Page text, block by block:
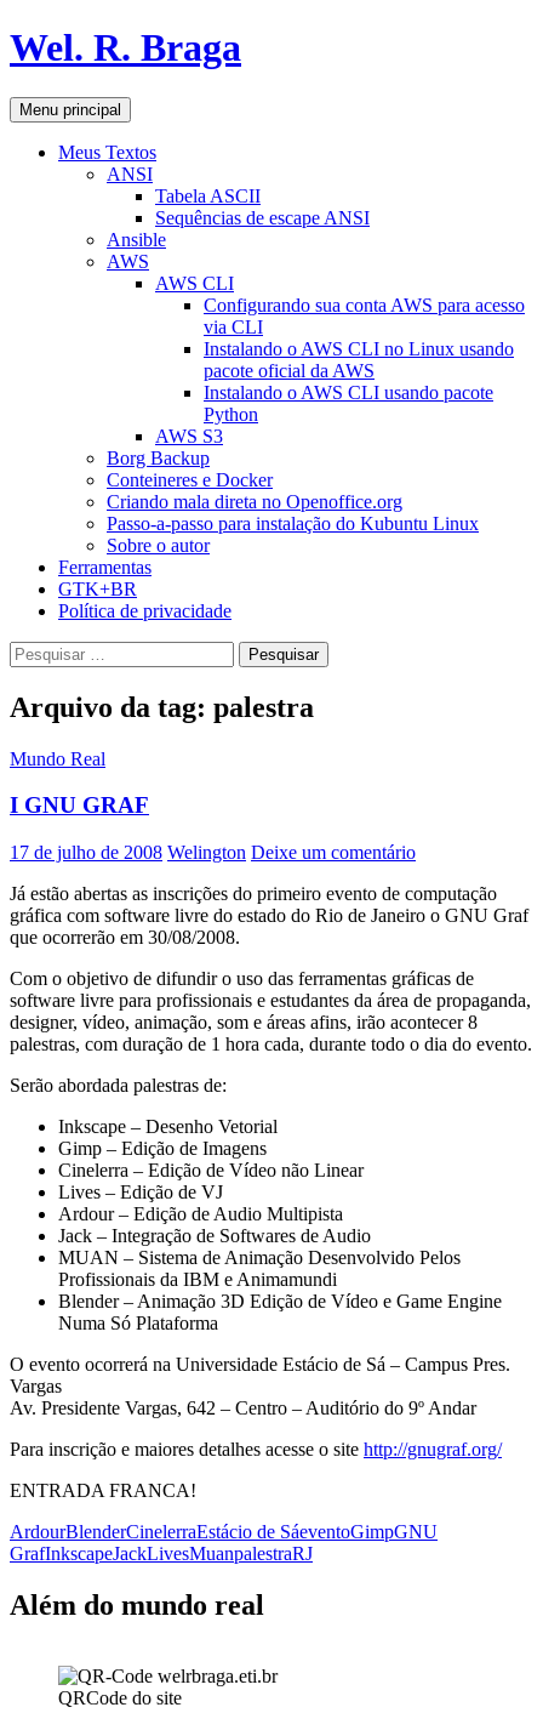
Pular
para
conteúdo
Wel. R. Braga
Pesquisar
Menu principal
Meus Textos
ANSI
Tabela ASCII
Sequências de escape ANSI
Ansible
AWS
AWS CLI
Configurando sua conta AWS para acesso
via CLI
Instalando o AWS CLI no Linux usando
pacote oficial da AWS
Instalando o AWS CLI usando pacote
Python
AWS S3
Borg Backup
Conteineres e Docker
Criando mala direta no Openoffice.org
Passo-a-passo para instalação do Kubuntu Linux
Sobre o autor
Ferramentas
GTK+BR
Política de privacidade
Pesquisar
por:
Arquivo da tag: palestra
Mundo Real
I GNU GRAF
17 de julho de 2008 Welington Deixe um comentário
Já estão abertas as inscrições do primeiro evento de computação
gráfica com software livre do estado do Rio de Janeiro o GNU Graf
que ocorrerão em 30/08/2008.
Com o objetivo de difundir o uso das ferramentas gráficas de
software livre para profissionais e estudantes da área de propaganda,
designer, vídeo, animação, som e áreas afins, irão acontecer 8
palestras, com duração de 1 hora cada, durante todo o dia do evento.
Serão abordada palestras de:
Inkscape – Desenho Vetorial
Gimp – Edição de Imagens
Cinelerra – Edição de Vídeo não Linear
Lives – Edição de VJ
Ardour – Edição de Audio Multipista
Jack – Integração de Softwares de Audio
MUAN – Sistema de Animação Desenvolvido Pelos
Profissionais da IBM e Animamundi
Blender – Animação 3D Edição de Vídeo e Game Engine
Numa Só Plataforma
O evento ocorrerá na Universidade Estácio de Sá – Campus Pres.
Vargas
Av. Presidente Vargas, 642 – Centro – Auditório do 9º Andar
Para inscrição e maiores detalhes acesse o site http://gnugraf.org/
ENTRADA FRANCA!
ArdourBlenderCinelerraEstácio de SáeventoGimpGNU
GrafInkscapeJackLivesMuanpalestraRJ
Além do mundo real
QRCode do site